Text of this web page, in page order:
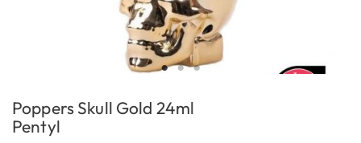
Poppers Skull Gold 24ml
Pentyl